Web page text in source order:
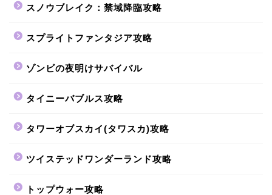
スノウブレイク：禁域降臨攻略
スプライトファンタジア攻略
ゾンビの夜明けサバイバル
タイニーバブルス攻略
タワーオブスカイ(タワスカ)攻略
ツイステッドワンダーランド攻略
トップウォー攻略